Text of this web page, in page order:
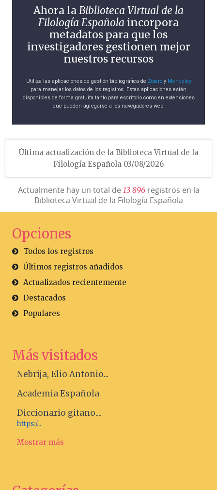
Ahora laBiblioteca Virtual de la
Filología Española incorpora
metadatos para que los
investigadores gestionen mejor
nuestros recursos
Utiliza las aplicaciones de gestión bibliográfica de Zoteroy Mendeley
para manejar los datos de los registros. Estas aplicaciones están
disponibles de forma gratuita tanto para escritorio como en extensiones
que pueden agregarse a los navegadores web.
Última actualización de la Biblioteca Virtual de la
Filología Española 03/08/2026
Actualmente hay un total de 13 896registros en la
Biblioteca Virtual de la Filología Española
Opciones
Todos los registros
Últimos registros añadidos
Actualizados recientemente
Destacados
Populares
Más visitados
Nebrija, Elio Antonio...
Academia Española
Diccionario gitano....
https:/...
Mostrar más